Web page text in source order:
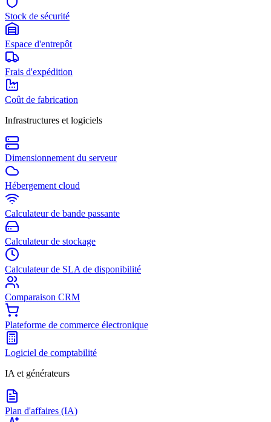
Stock de sécurité
Espace d'entrepôt
Frais d'expédition
Coût de fabrication
Infrastructures et logiciels
Dimensionnement du serveur
Hébergement cloud
Calculateur de bande passante
Calculateur de stockage
Calculateur de SLA de disponibilité
Comparaison CRM
Plateforme de commerce électronique
Logiciel de comptabilité
IA et générateurs
Plan d'affaires (IA)